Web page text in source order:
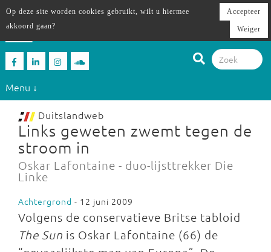
Menu ↓
Duitslandweb
Links geweten zwemt tegen de
stroom in
Oskar Lafontaine - duo-lijsttrekker Die
Linke
Achtergrond - 12 juni 2009
Volgens de conservatieve Britse tabloid
The Sun is Oskar Lafontaine (66) de
Op deze site worden cookies gebruikt, wilt u hiermee
akkoord gaan?
Accepteer
Weiger